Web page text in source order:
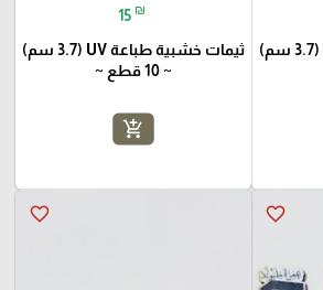
ثيمات خشبية طباعة UV (3.7 سم)
15 ₪
ثيمات خشبية طباعة UV (3.7 سم)
~ 10 قطع ~
add_shopping_cart
favorite_border
favorite_border